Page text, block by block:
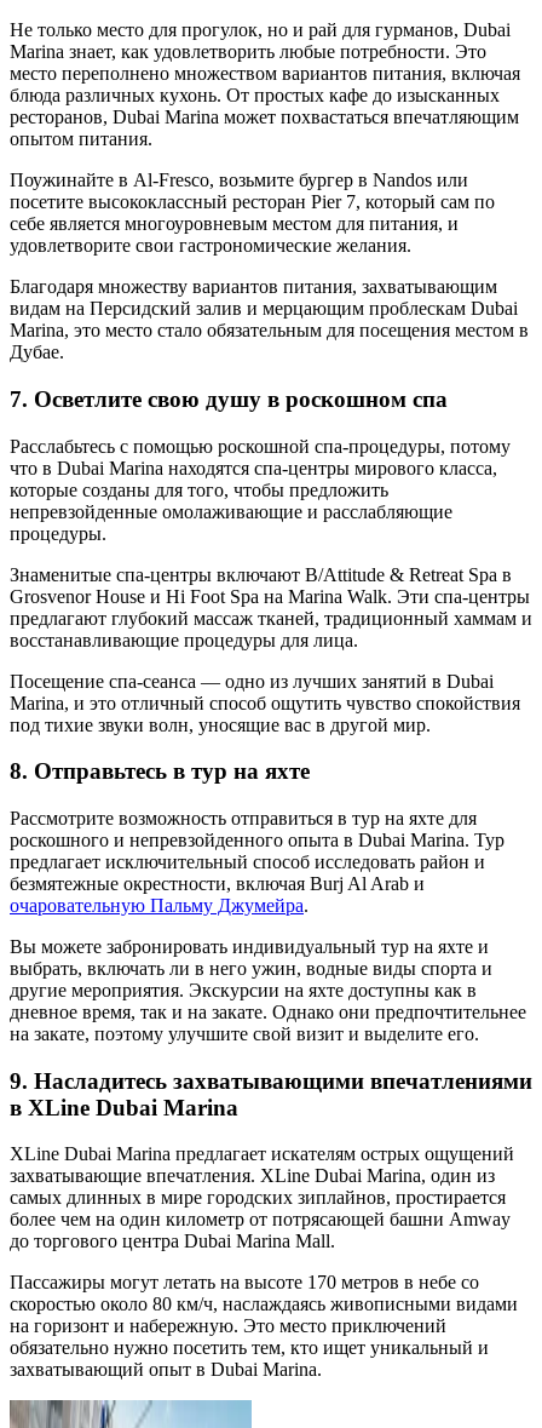
Не только место для прогулок, но и рай для гурманов, Dubai
Marina знает, как удовлетворить любые потребности. Это
место переполнено множеством вариантов питания, включая
блюда различных кухонь. От простых кафе до изысканных
ресторанов, Dubai Marina может похвастаться впечатляющим
опытом питания.
Поужинайте в Al-Fresco, возьмите бургер в Nandos или
посетите высококлассный ресторан Pier 7, который сам по
себе является многоуровневым местом для питания, и
удовлетворите свои гастрономические желания.
Благодаря множеству вариантов питания, захватывающим
видам на Персидский залив и мерцающим проблескам Dubai
Marina, это место стало обязательным для посещения местом в
Дубае.
7. Осветлите свою душу в роскошном спа
Расслабьтесь с помощью роскошной спа-процедуры, потому
что в Dubai Marina находятся спа-центры мирового класса,
которые созданы для того, чтобы предложить
непревзойденные омолаживающие и расслабляющие
процедуры.
Знаменитые спа-центры включают B/Attitude & Retreat Spa в
Grosvenor House и Hi Foot Spa на Marina Walk. Эти спа-центры
предлагают глубокий массаж тканей, традиционный хаммам и
восстанавливающие процедуры для лица.
Посещение спа-сеанса — одно из лучших занятий в Dubai
Marina, и это отличный способ ощутить чувство спокойствия
под тихие звуки волн, уносящие вас в другой мир.
8. Отправьтесь в тур на яхте
Рассмотрите возможность отправиться в тур на яхте для
роскошного и непревзойденного опыта в Dubai Marina. Тур
предлагает исключительный способ исследовать район и
безмятежные окрестности, включая Burj Al Arab и
очаровательную Пальму Джумейра.
Вы можете забронировать индивидуальный тур на яхте и
выбрать, включать ли в него ужин, водные виды спорта и
другие мероприятия. Экскурсии на яхте доступны как в
дневное время, так и на закате. Однако они предпочтительнее
на закате, поэтому улучшите свой визит и выделите его.
9. Насладитесь захватывающими впечатлениями
в XLine Dubai Marina
XLine Dubai Marina предлагает искателям острых ощущений
захватывающие впечатления. XLine Dubai Marina, один из
самых длинных в мире городских зиплайнов, простирается
более чем на один километр от потрясающей башни Amway
до торгового центра Dubai Marina Mall.
Пассажиры могут летать на высоте 170 метров в небе со
скоростью около 80 км/ч, наслаждаясь живописными видами
на горизонт и набережную. Это место приключений
обязательно нужно посетить тем, кто ищет уникальный и
захватывающий опыт в Dubai Marina.